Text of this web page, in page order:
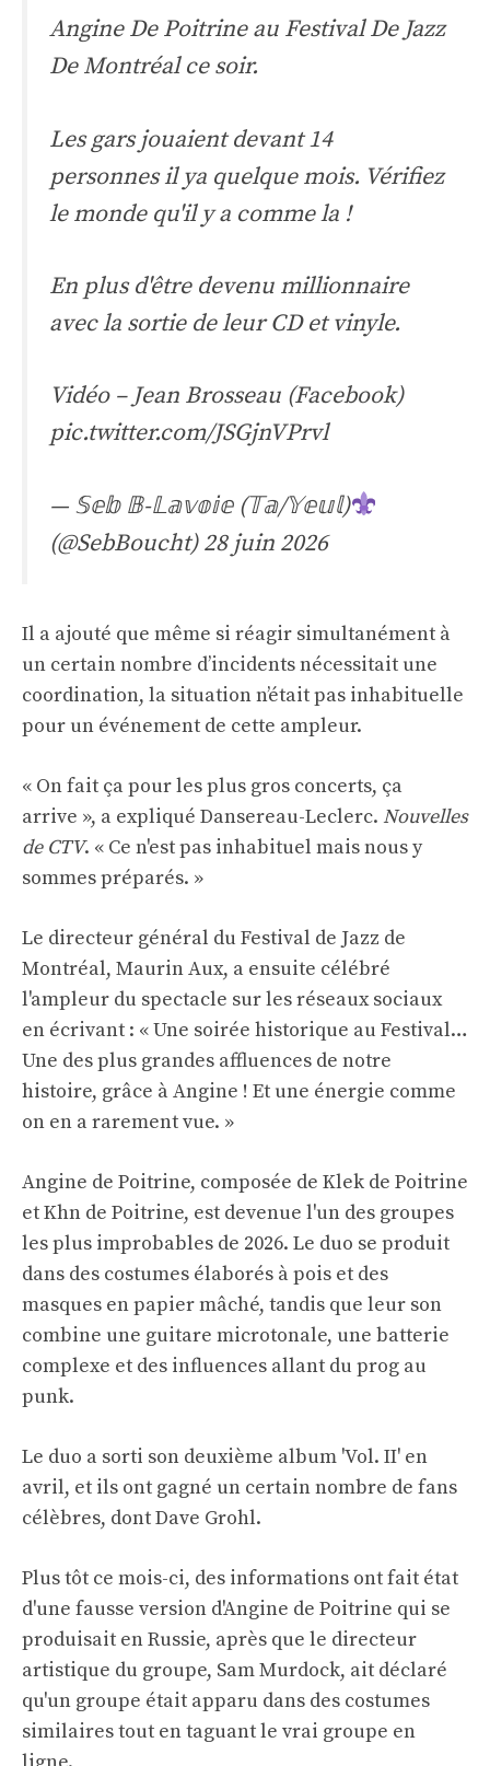
Angine De Poitrine au Festival De Jazz
De Montréal ce soir.
Les gars jouaient devant 14
personnes il ya quelque mois. Vérifiez
le monde qu'il y a comme la !
En plus d'être devenu millionnaire
avec la sortie de leur CD et vinyle.
Vidéo – Jean Brosseau (Facebook)
pic.twitter.com/JSGjnVPrvl
— 𝕊𝕖𝕓 𝔹-𝕃𝕒𝕧𝕠𝕚𝕖 (𝕋𝕒/𝕐𝕖𝕦𝕝)
(@SebBoucht)28 juin 2026
Il a ajouté que même si réagir simultanément à
un certain nombre d’incidents nécessitait une
coordination, la situation n’était pas inhabituelle
pour un événement de cette ampleur.
« On fait ça pour les plus gros concerts, ça
arrive », a expliqué Dansereau-Leclerc. Nouvelles
de CTV. « Ce n'est pas inhabituel mais nous y
sommes préparés. »
Le directeur général du Festival de Jazz de
Montréal, Maurin Aux, a ensuite célébré
l'ampleur du spectacle sur les réseaux sociaux
en écrivant : « Une soirée historique au Festival…
Une des plus grandes affluences de notre
histoire, grâce à Angine ! Et une énergie comme
on en a rarement vue. »
Angine de Poitrine, composée de Klek de Poitrine
et Khn de Poitrine, est devenue l'un des groupes
les plus improbables de 2026. Le duo se produit
dans des costumes élaborés à pois et des
masques en papier mâché, tandis que leur son
combine une guitare microtonale, une batterie
complexe et des influences allant du prog au
punk.
Le duo a sorti son deuxième album 'Vol. II' en
avril, et ils ont gagné un certain nombre de fans
célèbres, dont Dave Grohl.
Plus tôt ce mois-ci, des informations ont fait état
d'une fausse version d'Angine de Poitrine qui se
produisait en Russie, après que le directeur
artistique du groupe, Sam Murdock, ait déclaré
qu'un groupe était apparu dans des costumes
similaires tout en taguant le vrai groupe en